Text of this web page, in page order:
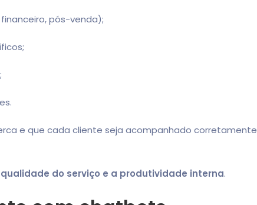
pós-venda);
e que cada cliente seja acompanhado corretamente
qualidade do serviço e a produtividade interna.